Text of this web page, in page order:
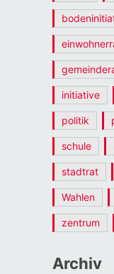
initiative
politik
schule
stadtrat
Wahlen
zentrum
Archiv